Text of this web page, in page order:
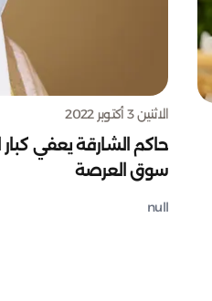
الاثنين 3 أكتوبر 2022
حاكم الشارقة يعفي
سوق العرصة
null